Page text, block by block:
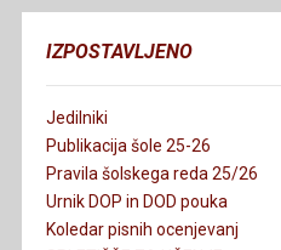
IZPOSTAVLJENO
Jedilniki
Publikacija šole 25-26
Pravila šolskega reda 25/26
Urnik DOP in DOD pouka
Koledar pisnih ocenjevanj